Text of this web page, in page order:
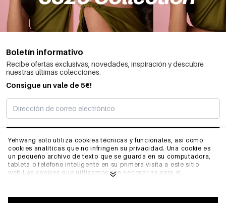
Yehwang solo utiliza cookies técnicas y funcionales, así como
cookies analíticas que no infringen su privacidad. Una cookie es
un pequeño archivo de texto que se guarda en su computadora,
tableta o teléfono inteligente en su primera visita a este sitio
web.Las cookies que utilizamos son necesarias para el
por ejemplo, sus preferencias. También nos permiten optimizar
Boletín informativo
Recibe ofertas exclusivas, novedades, inspiración y descubre
nuestras últimas colecciones.
Consigue un vale de 5€!
SUSCRIBIRME
INFORMACIÓN